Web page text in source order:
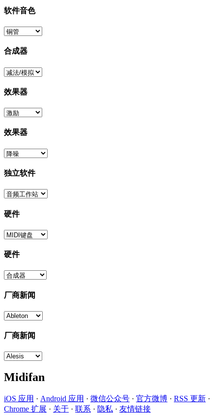
软件音色
合成器
效果器
效果器
独立软件
硬件
硬件
厂商新闻
厂商新闻
Midifan
iOS 应用 · Android 应用 · 微信公众号 · 官方微博 · RSS 更新 ·
Chrome 扩展 · 关于 · 联系 · 隐私 · 友情链接